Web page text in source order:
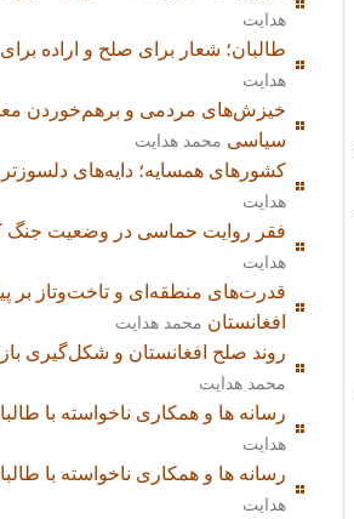
هدایت
طالبان؛ شعار برای صلح و اراده
هدایت
خیزش‌های مردمی و برهم‌خوردن
سیاسی محمد هدایت
کشورهای همسایه؛ دایه‌های دلسوزتر
هدایت
فقر روایت حماسی در وضعیت جنگ
هدایت
قدرت‌های منطقه‌ای و تاخت‌وتاز بر
افغانستان محمد هدایت
روند صلح افغانستان و شکل‌گیری
محمد هدایت
رسانه ها و همکاری ناخواسته با
هدایت
رسانه ها و همکاری ناخواسته با
هدایت